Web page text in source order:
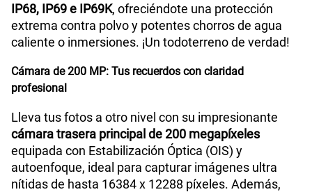
IP68, IP69 e IP69K, ofreciéndote una protección
extrema contra polvo y potentes chorros de agua
caliente o inmersiones. ¡Un todoterreno de verdad!
Cámara de 200 MP: Tus recuerdos con claridad
profesional
Lleva tus fotos a otro nivel con su impresionante
cámara trasera principal de 200 megapíxeles
equipada con Estabilización Óptica (OIS) y
autoenfoque, ideal para capturar imágenes ultra
nítidas de hasta 16384 x 12288 píxeles. Además,